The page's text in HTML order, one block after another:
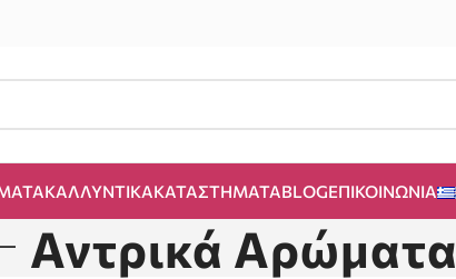
ΚΑΛΛΥΝΤΙΚΆΚΑΤΑΣΤΉΜΑΤΑBLOGΕΠΙΚΟΙΝΩΝΊΑ
Αντρικά Αρώματα